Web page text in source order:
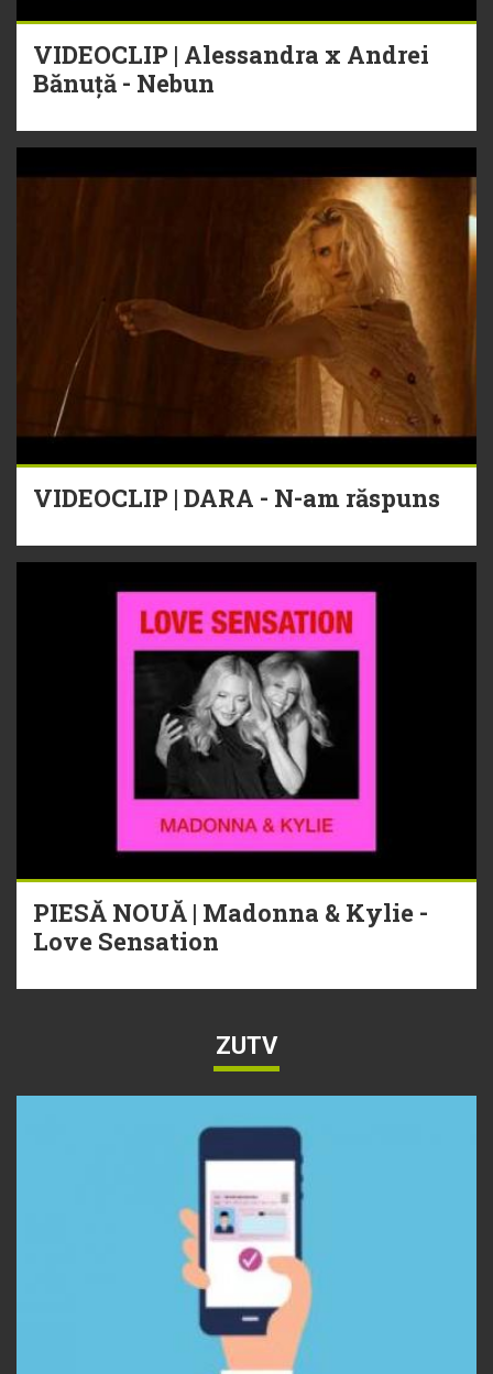
VIDEOCLIP | Alessandra x Andrei
Bănuță - Nebun
VIDEOCLIP | DARA - N-am răspuns
PIESĂ NOUĂ | Madonna & Kylie -
Love Sensation
ZUTV